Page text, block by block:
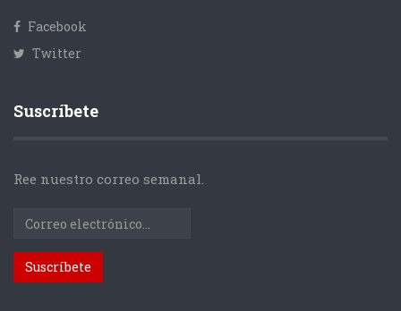
Facebook
Twitter
Suscríbete
Ree nuestro correo semanal.